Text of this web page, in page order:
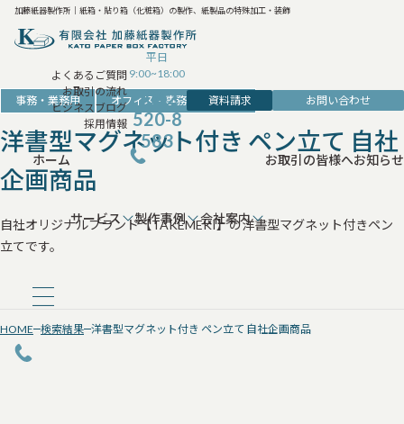
加藤紙器製作所｜紙箱・貼り箱（化粧箱）の製作、紙製品の特殊加工・装飾
よくあるご質問
お取引の流れ
ビジネスブログ
採用情報
平日
9:00~18:00
042-
520-8
583
資料請求 お問い合わせ
ホーム
サービス 製作事例 会社案内
お取引の皆様へお知らせ
事務・業務用 オフィス・事務・収納用品
洋書型マグネット付き ペン立て 自社
企画商品
自社オリジナルブランド【TAKEMEKI】の洋書型マグネット付きペン
立てです。
HOME 検索結果 洋書型マグネット付き ペン立て 自社企画商品